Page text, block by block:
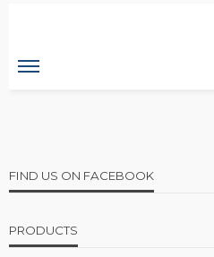
FIND US ON FACEBOOK
PRODUCTS